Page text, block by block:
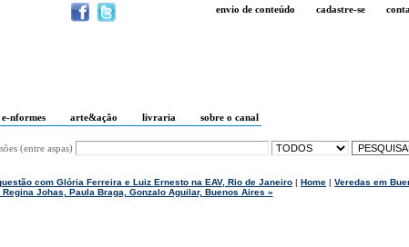
envio de conteúdo cadastre-se
e-nformes arte&ação livraria sobre o canal
(entre aspas)
com Glória Ferreira e Luiz Ernesto na EAV, Rio de Janeiro | Home | Veredas em
Johas, Paula Braga, Gonzalo Aguilar, Buenos Aires »